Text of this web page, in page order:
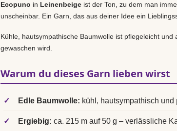
Ecopuno in Leinenbeige ist der Ton, zu dem man
unscheinbar. Ein Garn, das aus deiner Idee ein
Kühle, hautsympathische Baumwolle ist pflegeleicht
gewaschen wird.
Warum du dieses Garn lieben wirst
✓ Edle Baumwolle: kühl, hautsympathisch und
✓ Ergiebig: ca. 215 m auf 50 g – verlässliche